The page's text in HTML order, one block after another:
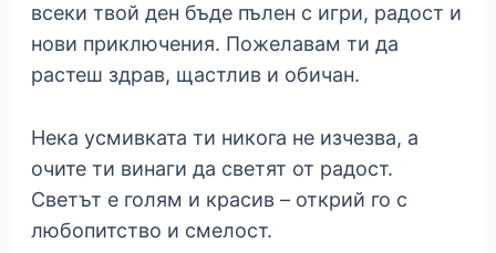
всеки твой ден бъде пълен с игри, радост и
нови приключения. Пожелавам ти да
растеш здрав, щастлив и обичан.
Нека усмивката ти никога не изчезва, а
очите ти винаги да светят от радост.
Светът е голям и красив – открий го с
любопитство и смелост.